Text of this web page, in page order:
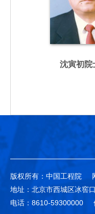
沈寅初院
版权所有：中国工程院
地址：北京市西城区冰窖
电话：8610-59300000